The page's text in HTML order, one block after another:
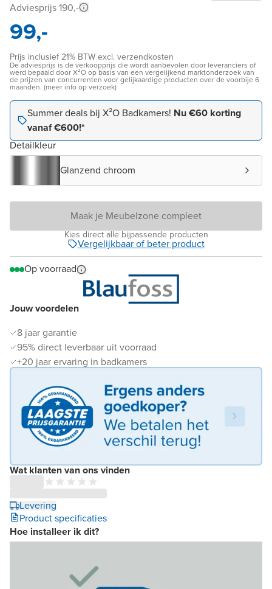
Jouw voordelen
8 jaar garantie
95% direct leverbaar uit voorraad
+20 jaar ervaring in badkamers
Wat klanten van ons vinden
Levering
Product specificaties
Hoe installeer ik dit?
Adviesprijs 190,-
99,-
Prijs inclusief 21% BTW excl. verzendkosten
De adviesprijs is de verkoopprijs die wordt aanbevolen door leveranciers of
werd bepaald door X²O op basis van een vergelijkend marktonderzoek van
de prijzen van concurrenten voor gelijkaardige producten over de voorbije 6
maanden. (meer info op verzoek)
Summer deals bij X²O Badkamers! Nu €60 korting
vanaf €600!*
Detailkleur
Glanzend chroom
Maak je Meubelzone compleet
Kies direct alle bijpassende producten
Vergelijkbaar of beter product
Op voorraad